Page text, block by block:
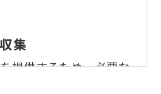
集
提供するため、必要な